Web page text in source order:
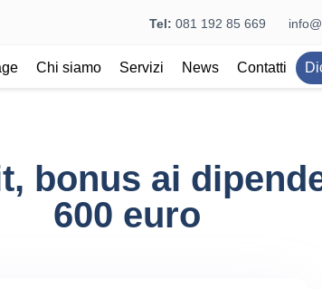
Tel: 081 192 85 669
Chi siamo Servizi News Contatti
bonus ai
600 euro